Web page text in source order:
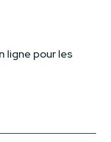
ligne pour les